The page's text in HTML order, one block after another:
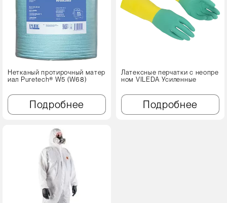
Нетканый протирочный матер
иал Puretech® W5 (W68)
Подробнее
Латексные перчатки с неопре
ном VILEDA Усиленные
Подробнее